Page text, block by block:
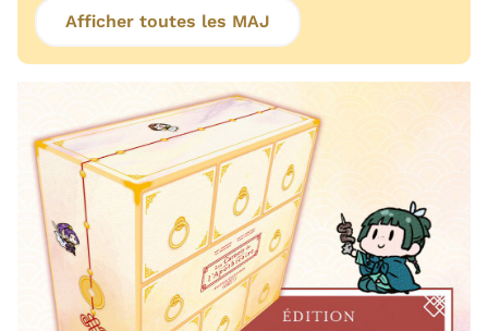
Afficher toutes les MAJ